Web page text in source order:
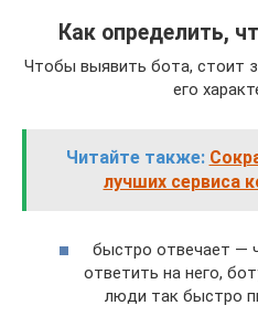
Как определить,
Чтобы выявить бота, стоит
его
Читайте также:
лучших сервиса
быстро отвечает —
ответить на него,
люди так быстро